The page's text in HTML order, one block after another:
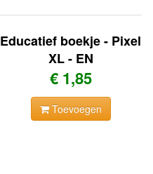
Educatief boekje - Pixel
XL - EN
€ 1,85
Toevoegen